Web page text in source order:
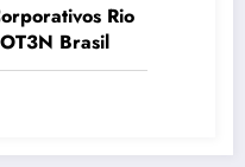
Rio
Brasil